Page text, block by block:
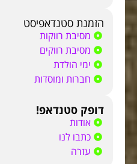
הזמנת סטנדאפיסט
מסיבת רווקות
מסיבת רווקים
ימי הולדת
חברות ומוסדות
דופק סטנדאפ!
אודות
כתבו לנו
עזרה